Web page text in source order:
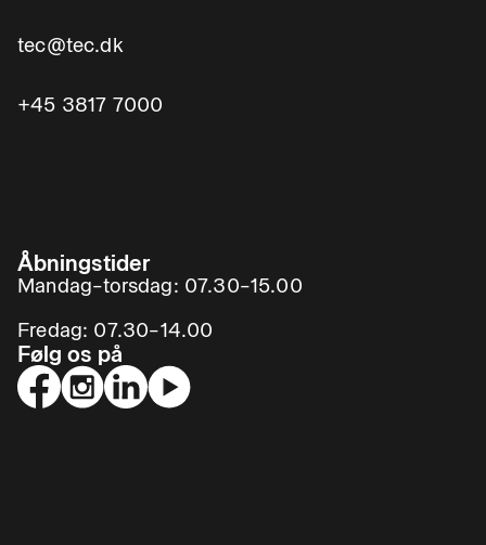
tec@tec.dk
+45 3817 7000
Åbningstider
Mandag–torsdag: 07.30–15.00
Fredag: 07.30–14.00
Følg os på